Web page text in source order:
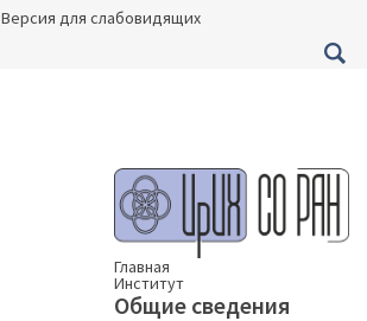
Версия для слабовидящих
Главная
Институт
Общие сведения